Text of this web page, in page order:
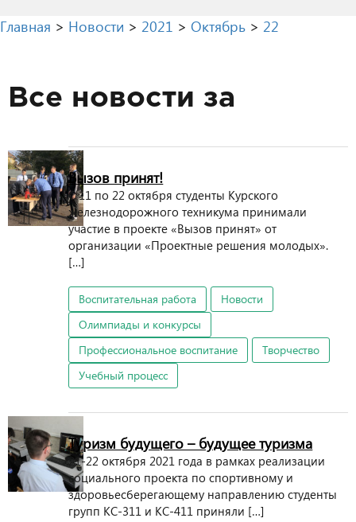
Главная > Новости > 2021 > Октябрь > 22
Все новости за
Вызов принят!
С 11 по 22 октября студенты Курского
железнодорожного техникума принимали
участие в проекте «Вызов принят» от
организации «Проектные решения молодых».
[…]
Воспитательная работа
Новости
Олимпиады и конкурсы
Профессиональное воспитание
Творчество
Учебный процесс
Туризм будущего – будущее туризма
21-22 октября 2021 года в рамках реализации
социального проекта по спортивному и
здоровьесберегающему направлению студенты
групп КС-311 и КС-411 приняли […]